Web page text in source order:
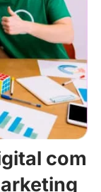
com